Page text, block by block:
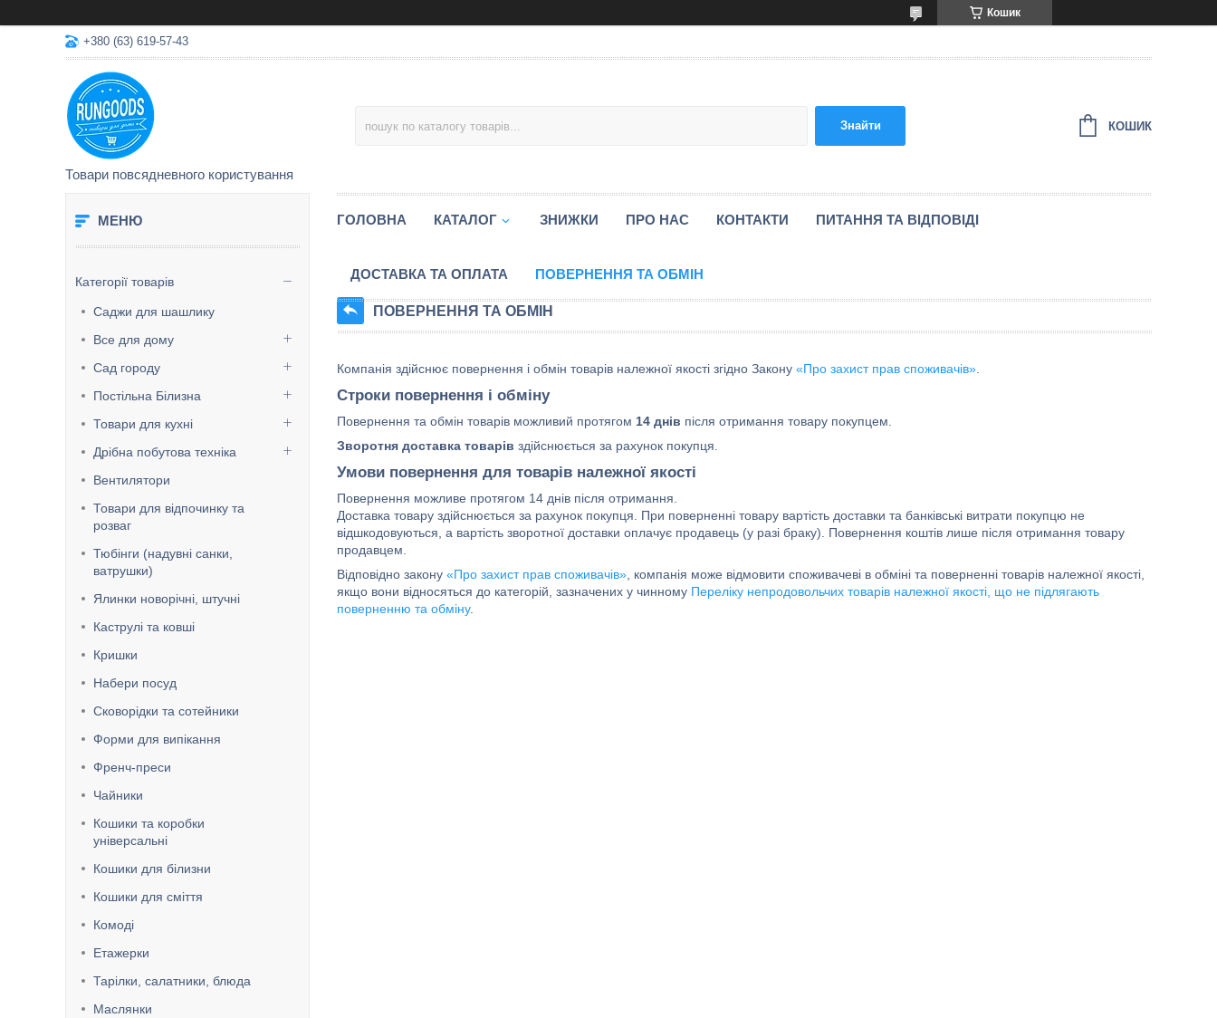
Кошик
+380 (63) 619-57-43
Товари повсядневного користування
Знайти КОШИК
Категорії товарів
Саджи для шашлику
Все для дому
Сад городу
Постільна Білизна
Товари для кухні
Дрібна побутова техніка
Вентилятори
Товари для відпочинку та
розваг
Тюбінги (надувні санки,
ватрушки)
Ялинки новорічні, штучні
Каструлі та ковші
Кришки
Набери посуд
Сковорідки та сотейники
Форми для випікання
Френч-преси
Чайники
Кошики та коробки
універсальні
Кошики для білизни
Кошики для сміття
Комоді
Етажерки
Тарілки, салатники, блюда
Маслянки
ГОЛОВНА КАТАЛОГ ЗНИЖКИ ПРО НАС КОНТАКТИ ПИТАННЯ ТА ВІДПОВІДІ
ДОСТАВКА ТА ОПЛАТА ПОВЕРНЕННЯ ТА ОБМІН
ПОВЕРНЕННЯ ТА ОБМІН
Компанія здійснює повернення і обмін товарів належної якості згідно Закону «Про захист прав споживачів»
Строки повернення і обміну
Повернення та обмін товарів можливий протягом 14 днів після отримання товару покупцем.
Зворотня доставка товарів здійснюється за рахунок покупця.
Умови повернення для товарів належної якості
Повернення можливе протягом 14 днів після отримання.
Доставка товару здійснюється за рахунок покупця. При поверненні товару вартість доставки та банківські витрати покупцю не
відшкодовуються, а вартість зворотної доставки оплачує продавець (у разі браку). Повернення коштів лише після отримання товару
Відповідно закону «Про захист прав споживачів» , компанія може відмовити споживачеві в обміні та поверненні товарів належної якості,
якщо вони відносяться до категорій, зазначених у чинному Переліку непродовольчих товарів належної якості, що не підлягають
поверненню та обміну.